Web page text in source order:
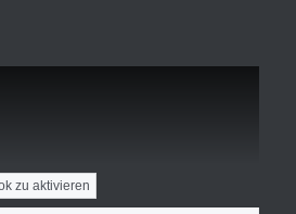
zu aktivieren